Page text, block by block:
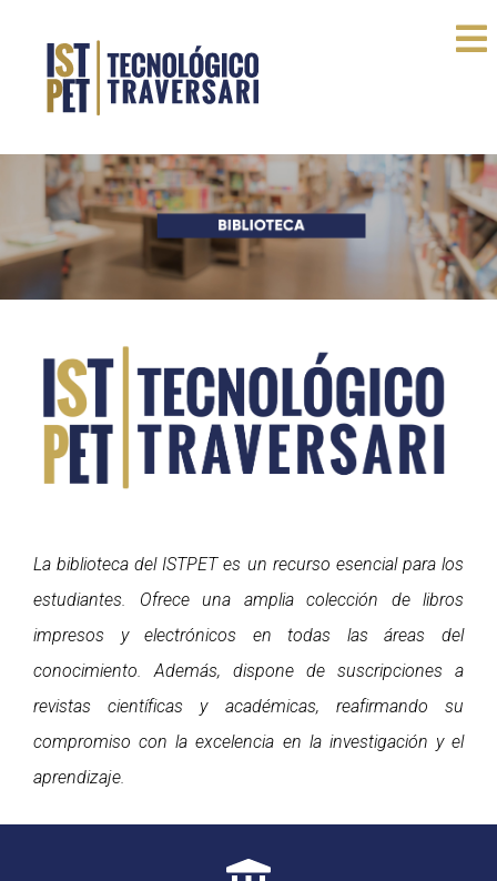
La biblioteca del ISTPET es un recurso esencial para los
estudiantes. Ofrece una amplia colección de libros
impresos y electrónicos en todas las áreas del
conocimiento. Además, dispone de suscripciones a
revistas científicas y académicas, reafirmando su
compromiso con la excelencia en la investigación y el
aprendizaje.